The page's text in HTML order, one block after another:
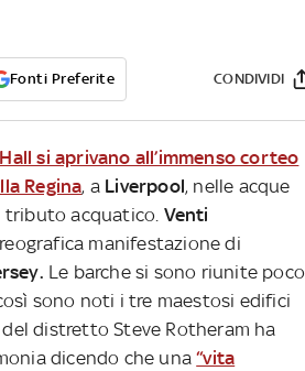
Fonti Preferite CONDIVIDI
si aprivano all’immenso corteo
Regina, a Liverpool, nelle acque
tributo acquatico. Venti
manifestazione di
Le barche si sono riunite poco
sono noti i tre maestosi edifici
distretto Steve Rotheram ha
dicendo che una“vita